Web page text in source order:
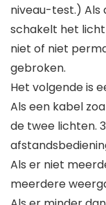
niveau-test.) Als
schakelt het licht
niet of niet
gebroken.
Het volgende is
Als een kabel
de twee lichten.
Als er niet
meerdere